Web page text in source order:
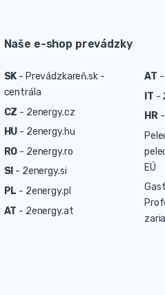
Naše e-shop prevádzky
SK - Prevádzkareň.sk -
centrála
CZ - 2energy.cz
HU - 2energy.hu
RO - 2energy.ro
SI - 2energy.si
PL - 2energy.pl
AT - 2energy.at
AT -
IT -
HR-
EÚ